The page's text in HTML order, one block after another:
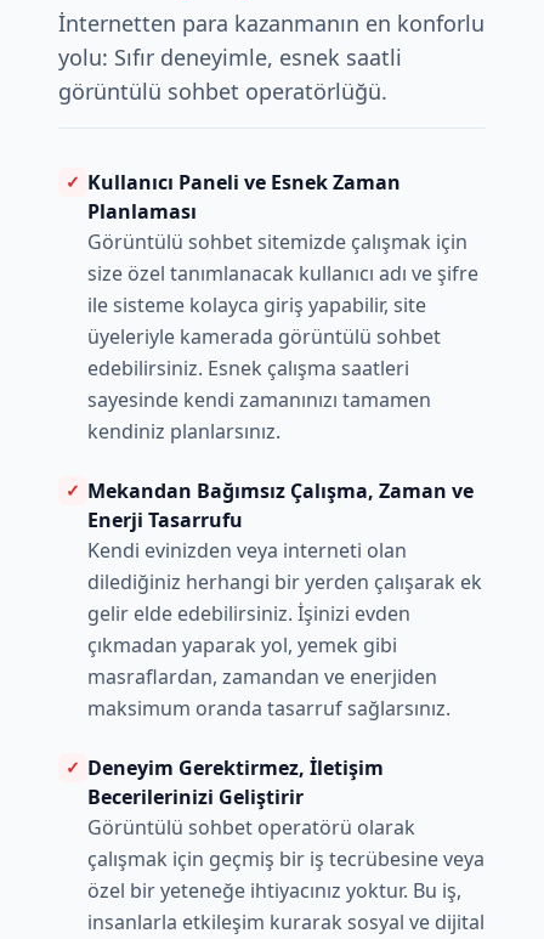
İnternetten para kazanmanın en konforlu
yolu: Sıfır deneyimle, esnek saatli
görüntülü sohbet operatörlüğü.
✓ Kullanıcı Paneli ve Esnek Zaman
Planlaması
Görüntülü sohbet sitemizde çalışmak için
size özel tanımlanacak kullanıcı adı ve şifre
ile sisteme kolayca giriş yapabilir, site
üyeleriyle kamerada görüntülü sohbet
edebilirsiniz. Esnek çalışma saatleri
sayesinde kendi zamanınızı tamamen
kendiniz planlarsınız.
✓ Mekandan Bağımsız Çalışma, Zaman ve
Enerji Tasarrufu
Kendi evinizden veya interneti olan
dilediğiniz herhangi bir yerden çalışarak ek
gelir elde edebilirsiniz. İşinizi evden
çıkmadan yaparak yol, yemek gibi
masraflardan, zamandan ve enerjiden
maksimum oranda tasarruf sağlarsınız.
✓ Deneyim Gerektirmez, İletişim
Becerilerinizi Geliştirir
Görüntülü sohbet operatörü olarak
çalışmak için geçmiş bir iş tecrübesine veya
özel bir yeteneğe ihtiyacınız yoktur. Bu iş,
insanlarla etkileşim kurarak sosyal ve dijital